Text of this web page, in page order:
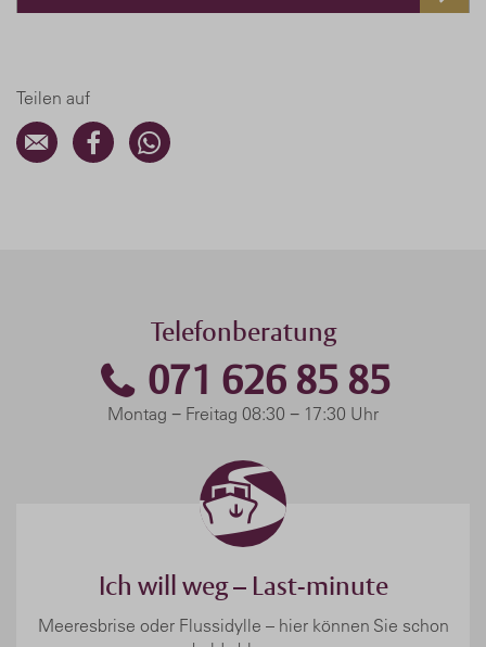
Teilen auf
Telefonberatung
071 626 85 85
Montag − Freitag 08:30 − 17:30 Uhr
Ich will weg – Last-minute
Meeresbrise oder Flussidylle – hier können Sie schon